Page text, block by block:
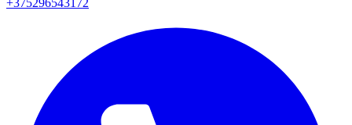
+375296543172